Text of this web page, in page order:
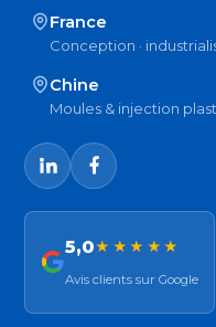
France
Conception ·
Chine
Moules & injection
5,0★★★★★
Avis clients sur Google